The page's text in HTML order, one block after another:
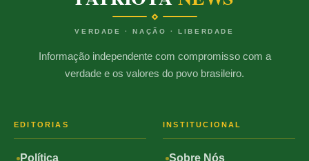
VERDADE · NAÇÃO · LIBERDADE
Informação independente com compromisso com a
verdade e os valores do povo brasileiro.
EDITORIAS
Política
INSTITUCIONAL
Sobre Nós